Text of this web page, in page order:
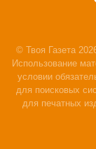
© Твоя Газета
Использование
условии
для поисковых
для печатных